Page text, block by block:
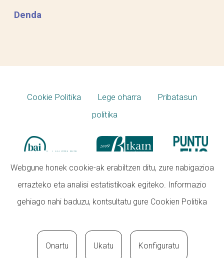
Denda
Cookie Politika Lege oharra
Pribatasun
politika
Webgune honek cookie-ak erabiltzen ditu, zure nabigazioa
errazteko eta analisi estatistikoak egiteko. Informazio
gehiago nahi baduzu, kontsultatu gure Cookien Politika
Onartu Ukatu Konfiguratu